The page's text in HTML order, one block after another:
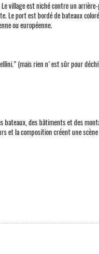
village est niché contre un
port est bordé de bateaux
ou européenne.
(mais rien n'est sûr pour
bateaux, des bâtiments et des
et la composition créent une